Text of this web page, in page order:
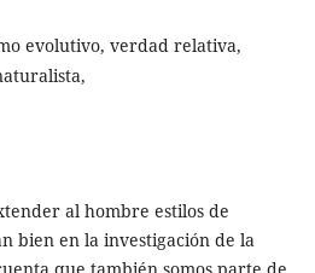
evolutivo, verdad relativa,
al hombre estilos de
bien en la investigación de la